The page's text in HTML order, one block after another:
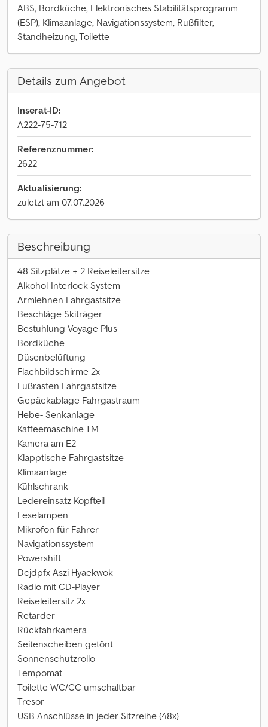
ABS, Bordküche, Elektronisches Stabilitätsprogramm
(ESP), Klimaanlage, Navigationssystem, Rußfilter,
Standheizung, Toilette
Details zum Angebot
Inserat-ID:
A222-75-712
Referenznummer:
2622
Aktualisierung:
zuletzt am 07.07.2026
Beschreibung
48 Sitzplätze + 2 Reiseleitersitze
Alkohol-Interlock-System
Armlehnen Fahrgastsitze
Beschläge Skiträger
Bestuhlung Voyage Plus
Bordküche
Düsenbelüftung
Flachbildschirme 2x
Fußrasten Fahrgastsitze
Gepäckablage Fahrgastraum
Hebe- Senkanlage
Kaffeemaschine TM
Kamera am E2
Klapptische Fahrgastsitze
Klimaanlage
Kühlschrank
Ledereinsatz Kopfteil
Leselampen
Mikrofon für Fahrer
Navigationssystem
Powershift
Dcjdpfx Aszi Hyaekwok
Radio mit CD-Player
Reiseleitersitz 2x
Retarder
Rückfahrkamera
Seitenscheiben getönt
Sonnenschutzrollo
Tempomat
Toilette WC/CC umschaltbar
Tresor
USB Anschlüsse in jeder Sitzreihe (48x)